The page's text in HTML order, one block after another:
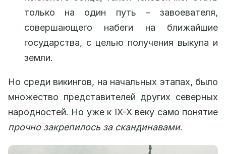
только на один путь – завоевателя,
совершающего набеги на ближайшие
государства, с целью получения выкупа и
земли.
Но среди викингов, на начальных этапах, было
множество представителей других северных
народностей. Но уже к IX-X веку само понятие
прочно закрепилось за скандинавами.